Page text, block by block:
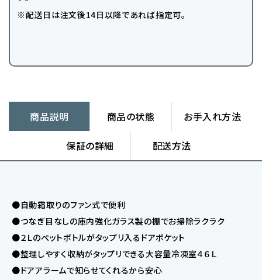
※配送日は注文後14日以降であれば指定可。
商品説明 商品の状態 お手入れ方法
保証の詳細 配送方法
●自動霜取りのファン式で便利
●つなぎ目なしの庫内強化ガラス製の棚でお掃除ラクラク
●２Ｌのぺットボトルがタップリ入るドアポケット
●整理しやすく収納がタップリできる大容量冷凍室４６Ｌ
●ドアアラームで知らせてくれるから安心